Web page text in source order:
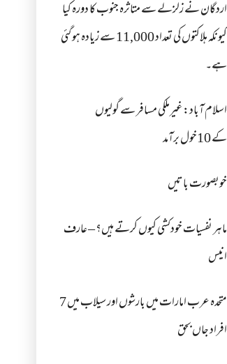
اردگان نے زلزلے سے متاثرہ جنوب کا دورہ کیا
کیونکہ ہلاکتوں کی تعداد 11,000 سے زیادہ ہو گئی
ہے۔
اسلام آباد: غیرملکی مسافر سے گولیوں
کے 10خول برآمد
خوبصورت باتیں
ماہر نفسیات خودکشی کیوں کرتے ہیں؟ – عارف
انیس
متحدہ عرب امارات میں بارشوں اور سیلاب میں 7
افراد جاں بحق